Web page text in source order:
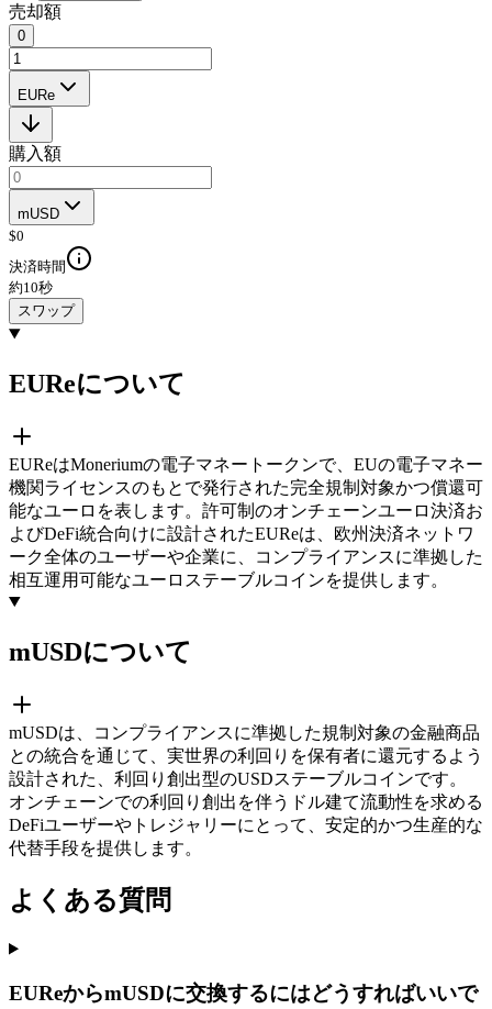
売却額
0
EURe
購入額
mUSD
$0
決済時間
約10秒
スワップ
EUReについて
EUReはMoneriumの電子マネートークンで、EUの電子マネー
機関ライセンスのもとで発行された完全規制対象かつ償還可
能なユーロを表します。許可制のオンチェーンユーロ決済お
よびDeFi統合向けに設計されたEUReは、欧州決済ネットワ
ーク全体のユーザーや企業に、コンプライアンスに準拠した
相互運用可能なユーロステーブルコインを提供します。
mUSDについて
mUSDは、コンプライアンスに準拠した規制対象の金融商品
との統合を通じて、実世界の利回りを保有者に還元するよう
設計された、利回り創出型のUSDステーブルコインです。
オンチェーンでの利回り創出を伴うドル建て流動性を求める
DeFiユーザーやトレジャリーにとって、安定的かつ生産的な
代替手段を提供します。
よくある質問
EUReからmUSDに交換するにはどうすればいいで